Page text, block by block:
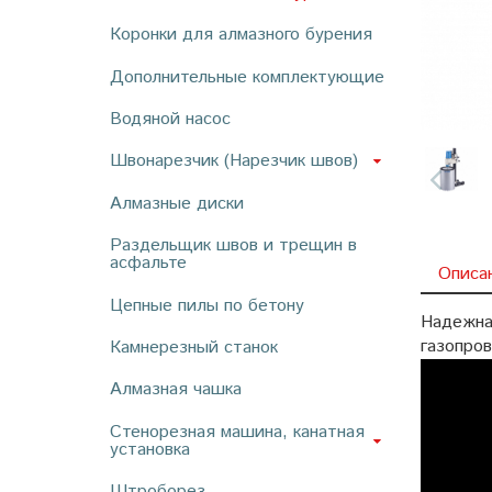
Коронки для алмазного бурения
Дополнительные комплектующие
Водяной насос
Швонарезчик (Нарезчик швов)
Алмазные диски
Раздельщик швов и трещин в
асфальте
Цепные пилы по бетону
Камнерезный станок
Алмазная чашка
Стенорезная машина, канатная
установка